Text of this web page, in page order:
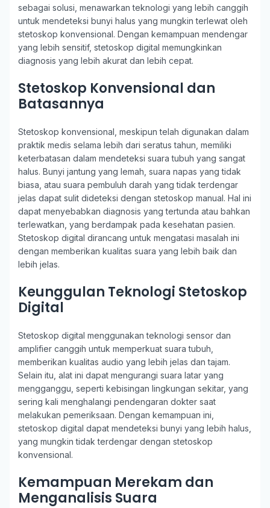
sebagai solusi, menawarkan teknologi yang lebih canggih
untuk mendeteksi bunyi halus yang mungkin terlewat oleh
stetoskop konvensional. Dengan kemampuan mendengar
yang lebih sensitif, stetoskop digital memungkinkan
diagnosis yang lebih akurat dan lebih cepat.
Stetoskop Konvensional dan
Batasannya
Stetoskop konvensional, meskipun telah digunakan dalam
praktik medis selama lebih dari seratus tahun, memiliki
keterbatasan dalam mendeteksi suara tubuh yang sangat
halus. Bunyi jantung yang lemah, suara napas yang tidak
biasa, atau suara pembuluh darah yang tidak terdengar
jelas dapat sulit dideteksi dengan stetoskop manual. Hal ini
dapat menyebabkan diagnosis yang tertunda atau bahkan
terlewatkan, yang berdampak pada kesehatan pasien.
Stetoskop digital dirancang untuk mengatasi masalah ini
dengan memberikan kualitas suara yang lebih baik dan
lebih jelas.
Keunggulan Teknologi Stetoskop
Digital
Stetoskop digital menggunakan teknologi sensor dan
amplifier canggih untuk memperkuat suara tubuh,
memberikan kualitas audio yang lebih jelas dan tajam.
Selain itu, alat ini dapat mengurangi suara latar yang
mengganggu, seperti kebisingan lingkungan sekitar, yang
sering kali menghalangi pendengaran dokter saat
melakukan pemeriksaan. Dengan kemampuan ini,
stetoskop digital dapat mendeteksi bunyi yang lebih halus,
yang mungkin tidak terdengar dengan stetoskop
konvensional.
Kemampuan Merekam dan
Menganalisis Suara